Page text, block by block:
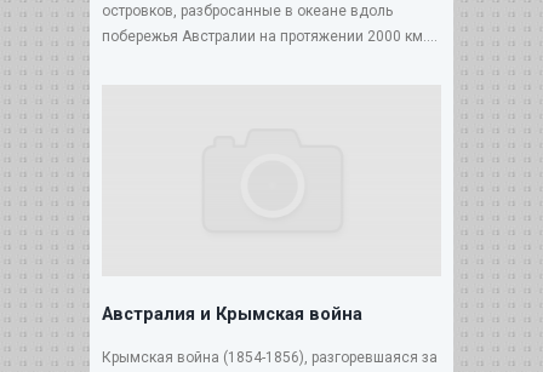
островков, разбросанные в океане вдоль
побережья Австралии на протяжении 2000 км....
Австралия и Крымская война
Крымская война (1854-1856), разгоревшаяся за